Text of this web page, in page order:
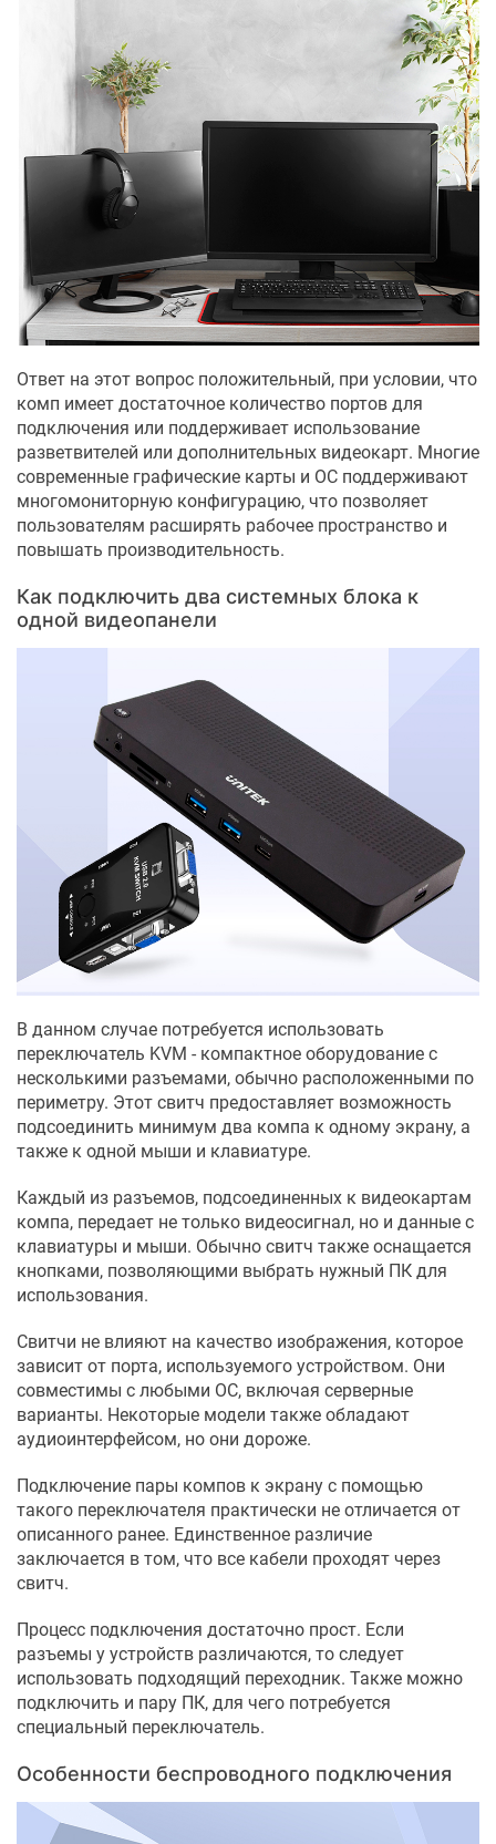
Ответ на этот вопрос положительный, при условии, что
комп имеет достаточное количество портов для
подключения или поддерживает использование
разветвителей или дополнительных видеокарт. Многие
современные графические карты и ОС поддерживают
многомониторную конфигурацию, что позволяет
пользователям расширять рабочее пространство и
повышать производительность.
Как подключить два системных блока к
одной видеопанели
В данном случае потребуется использовать
переключатель KVM - компактное оборудование с
несколькими разъемами, обычно расположенными по
периметру. Этот свитч предоставляет возможность
подсоединить минимум два компа к одному экрану, а
также к одной мыши и клавиатуре.
Каждый из разъемов, подсоединенных к видеокартам
компа, передает не только видеосигнал, но и данные с
клавиатуры и мыши. Обычно свитч также оснащается
кнопками, позволяющими выбрать нужный ПК для
использования.
Свитчи не влияют на качество изображения, которое
зависит от порта, используемого устройством. Они
совместимы с любыми ОС, включая серверные
варианты. Некоторые модели также обладают
аудиоинтерфейсом, но они дороже.
Подключение пары компов к экрану с помощью
такого переключателя практически не отличается от
описанного ранее. Единственное различие
заключается в том, что все кабели проходят через
свитч.
Процесс подключения достаточно прост. Если
разъемы у устройств различаются, то следует
использовать подходящий переходник. Также можно
подключить и пару ПК, для чего потребуется
специальный переключатель.
Особенности беспроводного подключения